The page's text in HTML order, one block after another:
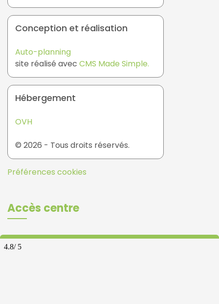
Conception et réalisation
Auto-planning
site réalisé avec CMS Made Simple.
Hébergement
OVH
© 2026 - Tous droits réservés.
Préférences cookies
Accès centre